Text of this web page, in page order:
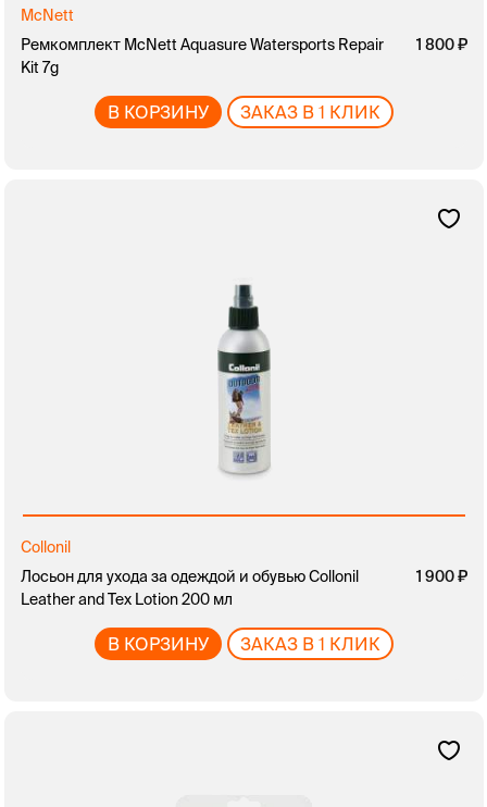
McNett
Ремкомплект McNett Aquasure Watersports Repair
Kit 7g
1 800
В КОРЗИНУ ЗАКАЗ В 1 КЛИК
Collonil
Лосьон для ухода за одеждой и обувью Collonil
Leather and Tex Lotion 200 мл
1 900
В КОРЗИНУ ЗАКАЗ В 1 КЛИК